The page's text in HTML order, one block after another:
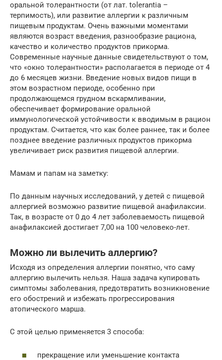
оральной толерантности (от лат. tolerantia –
терпимость), или развитие аллергии к различным
пищевым продуктам. Очень важными моментами
являются возраст введения, разнообразие рациона,
качество и количество продуктов прикорма.
Современные научные данные свидетельствуют о том,
что «окно толерантности» располагается в периоде от 4
до 6 месяцев жизни. Введение новых видов пищи в
этом возрастном периоде, особенно при
продолжающемся грудном вскармливании,
обеспечивает формирование оральной
иммунологической устойчивости к вводимым в рацион
продуктам. Считается, что как более раннее, так и более
позднее введение различных продуктов прикорма
увеличивает риск развития пищевой аллергии.
Мамам и папам на заметку:
По данным научных исследований, у детей с пищевой
аллергией возможно развитие пищевой анафилаксии.
Так, в возрасте от 0 до 4 лет заболеваемость пищевой
анафилаксией достигает 7,00 на 100 человеко-лет.
Можно ли вылечить аллергию?
Исходя из определения аллергии понятно, что саму
аллергию вылечить нельзя. Наша задача купировать
симптомы заболевания, предотвратить возникновение
его обострений и избежать прогрессирования
атопического марша.
С этой целью применяется 3 способа:
прекращение или уменьшение контакта